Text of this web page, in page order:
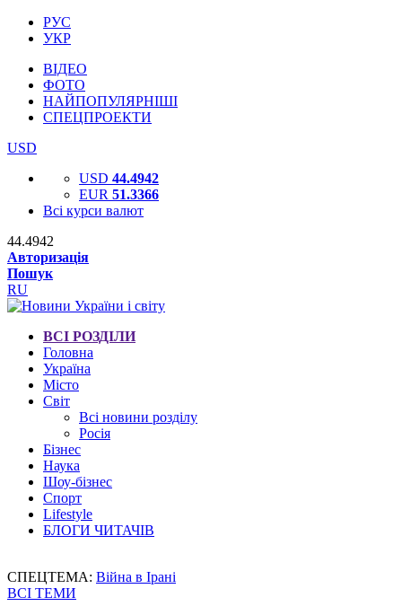
РУС
УКР
ВІДЕО
ФОТО
НАЙПОПУЛЯРНІШІ
СПЕЦПРОЕКТИ
USD
USD 44.4942
EUR 51.3366
Всі курси валют
44.4942
Авторизація
Пошук
RU
ВСІ РОЗДІЛИ
Головна
Україна
Місто
Світ
Всі новини розділу
Росія
Бізнес
Наука
Шоу-бізнес
Спорт
Lifestyle
БЛОГИ ЧИТАЧІВ
СПЕЦТЕМА: Війна в Ірані
ВСІ ТЕМИ